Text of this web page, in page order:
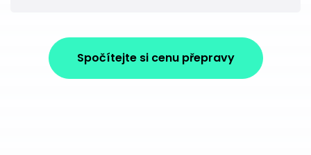
Spočítejte si cenu přepravy